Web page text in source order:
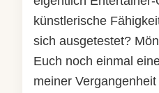
künstlerische
sich ausgetestet?
Euch noch einmal
meiner